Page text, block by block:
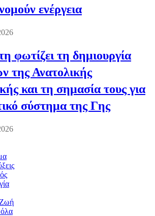
ενέργεια
φωτίζει τη δημιουργία
της Ανατολικής
και τη σημασία τους για
σύστημα της Γης
όλα